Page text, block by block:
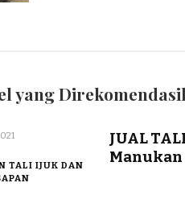
yang
TALI IJUK DAN
JUAL
Manukan